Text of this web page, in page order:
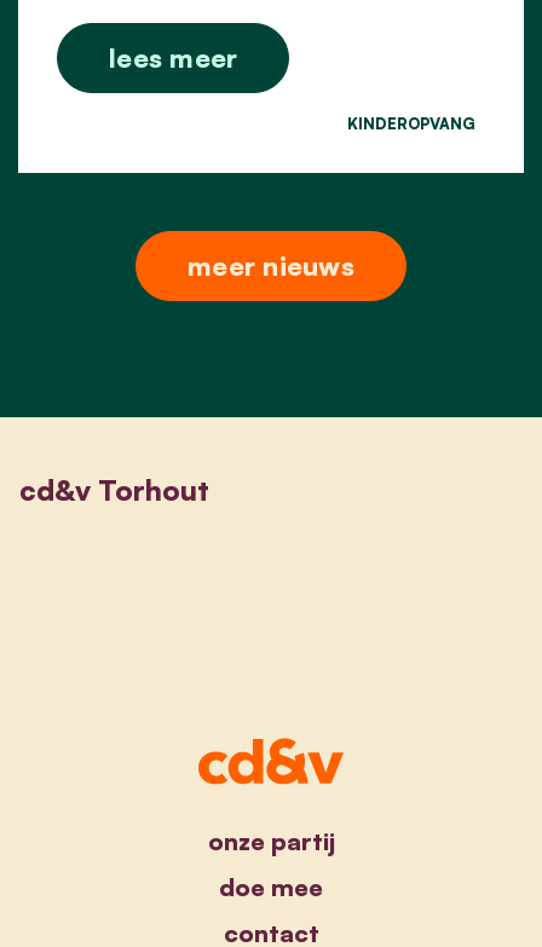
lees meer
KINDEROPVANG
meer nieuws
cd&v Torhout
onze partij
doe mee
contact